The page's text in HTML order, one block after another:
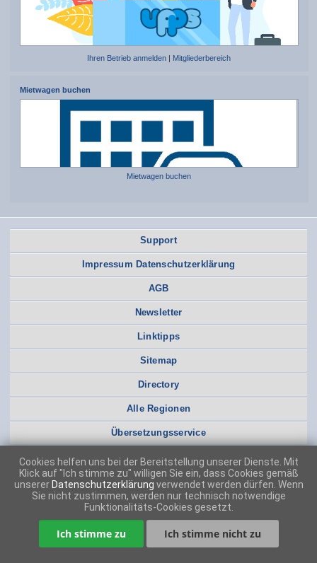
Ihren Betrieb anmelden Mitgliederbereich
Mietwagen buchen
Mietwagen buchen
Support
Impressum Datenschutzerklärung
AGB
Newsletter
Linktipps
Sitemap
Directory
Alle Regionen
Übersetzungsservice
Cookies helfen uns bei der Bereitstellung unserer Dienste. Mit
Klick auf "Ich stimme zu" willigen Sie ein, dass Cookies gemäß
unserer Datenschutzerklärung verwendet werden dürfen. Wenn
Sie nicht zustimmen, werden nur technisch notwendige
Funktionalitäts-Cookies gesetzt.